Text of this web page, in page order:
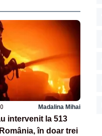
Madalina Mihai
intervenit la 513
în doar trei